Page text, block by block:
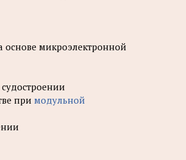
основе микроэлектронной
при модульной